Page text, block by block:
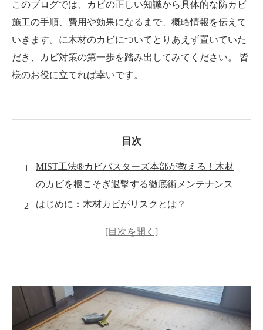
このブログでは、カビの正しい知識から具体的な防カビ
施工の手順、費用や効果になるまで、概略情報を伝えて
いきます。に木材のカビについてとりあえず置いていた
だき、カビ対策の第一歩を踏み出してみてください。 皆
様のお役に立てれば幸いです。
目次
MIST工法®カビバスターズ本部が教える！木材
のカビを根こそぎ退撃する徹底術メンテナンス
はじめに：木材カビがリスクとは？
MIST工法®による除カビ施工の流れ
施工前に知っておきたい注意点
施工後のメンテナンスとアフターケア